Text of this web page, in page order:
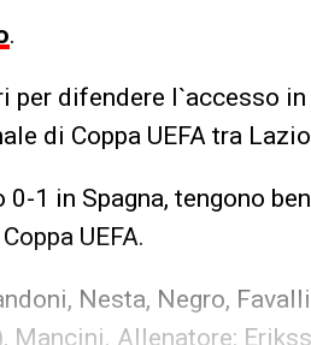
.
per difendere l`accesso
di Coppa UEFA tra
1 in Spagna, tengono
UEFA.
Nesta, Negro,
Mancini. Allenatore: